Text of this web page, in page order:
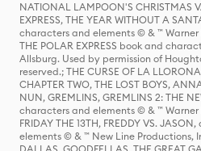
NATIONAL LAMPOON'S CHRISTMAS
EXPRESS, THE YEAR WITHOUT A
characters and elements © & ™ Warner
THE POLAR EXPRESS book and
Allsburg. Used by permission of
reserved.; THE CURSE OF LA
CHAPTER TWO, THE LOST BOYS,
NUN, GREMLINS, GREMLINS 2: THE
characters and elements © & ™ Warner
FRIDAY THE 13TH, FREDDY VS.
elements © & ™ New Line Productions,